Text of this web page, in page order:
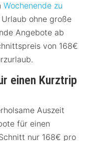
Wochenende zu
ohne große
Angebote ab
von 168€
einen Kurztrip
Auszeit
für einen
nur 168€ pro